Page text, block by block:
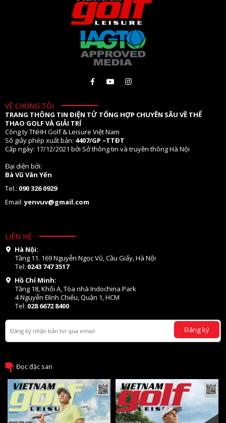
VỀ CHÚNG TÔI
TRANG THÔNG TIN ĐIỆN TỬ TỔNG HỢP CHUYÊN SÂU VỀ THỂ
THAO GOLF VÀ GIẢI TRÍ
Công ty TNHH Golf & Leisure Việt Nam
Số giấy phép xuất bản: 4407/GP –TTĐT
Cấp ngày: 17/12/2021 bởi Sở thông tin và truyền thông Hà Nội
Đại diện bởi:
Bà Vũ Vân Yến
Tel.: 090 326 0929
Email:yenvuv@gmail.com
LIÊN HỆ
Hà Nội:
Tầng 11. 169 Nguyễn Ngọc Vũ, Cầu Giấy, Hà Nội
Tel: 0243 747 3517
Hồ Chí Minh:
Tầng 18, Khối A, Tòa nhà Indochina Park
4 Nguyễn Đình Chiểu, Quận 1, HCM
Tel: 028 6672 8400
Đăng ký
Đọc đặc san